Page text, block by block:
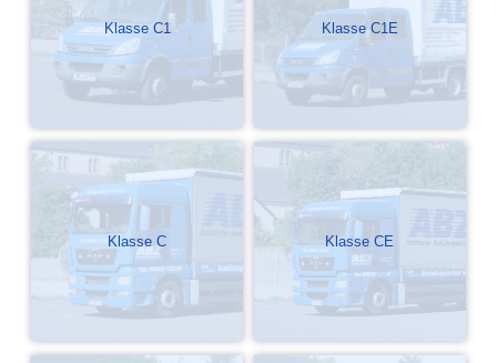
Klasse C1 Klasse C1E
Klasse C Klasse CE